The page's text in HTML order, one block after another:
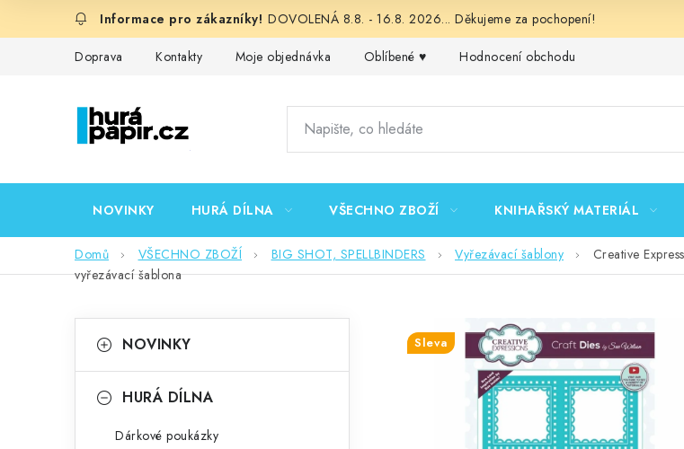
DOVOLENÁ 8.8. - 16.8. 2026... Děkujeme za pochopení!
Doprava Kontakty Moje objednávka Oblíbené ♥️ Hodnocení obchodu
NOVINKY HURÁ DÍLNA VŠECHNO ZBOŽÍ KNIHAŘSKÝ MATERIÁL
Domů VŠECHNO ZBOŽÍ BIG SHOT, SPELLBINDERS Vyřezávací šablony
Creative
vyřezávací šablona
okategorie
a
NOVINKY
HURÁ DÍLNA
Dárkové poukázky
Sleva